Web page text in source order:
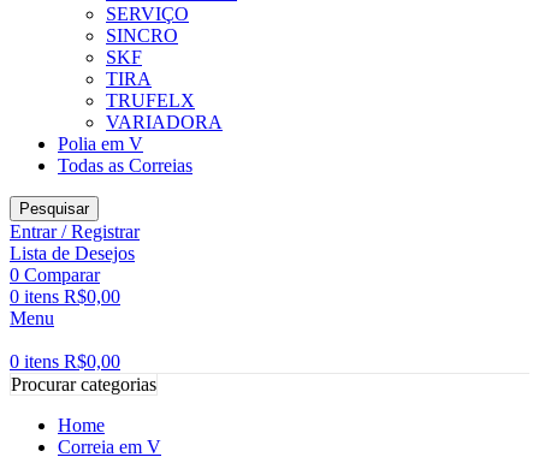
SERVIÇO
SINCRO
SKF
TIRA
TRUFELX
VARIADORA
Polia em V
Todas as Correias
Pesquisar
Entrar / Registrar
Lista de Desejos
0 Comparar
0 itens R$0,00
Menu
0 itens R$0,00
Procurar categorias
Home
Correia em V